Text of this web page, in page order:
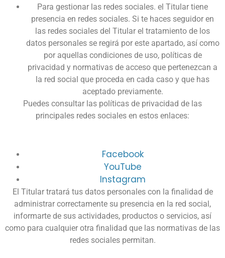
Para gestionar las redes sociales. el Titular tiene
presencia en redes sociales. Si te haces seguidor en
las redes sociales del Titular el tratamiento de los
datos personales se regirá por este apartado, así como
por aquellas condiciones de uso, políticas de
privacidad y normativas de acceso que pertenezcan a
la red social que proceda en cada caso y que has
aceptado previamente.
Puedes consultar las políticas de privacidad de las
principales redes sociales en estos enlaces:
Facebook
YouTube
Instagram
El Titular tratará tus datos personales con la finalidad de
administrar correctamente su presencia en la red social,
informarte de sus actividades, productos o servicios, así
como para cualquier otra finalidad que las normativas de las
redes sociales permitan.